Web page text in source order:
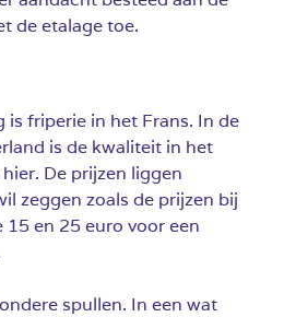
de etalage toe.
is friperie in het Frans. In de
is de kwaliteit in het
De prijzen liggen
zeggen zoals de prijzen bij
15 en 25 euro voor een
spullen. In een wat